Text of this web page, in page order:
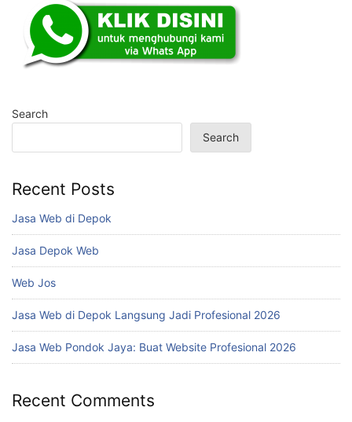
Search
Search
Recent Posts
Jasa Web di Depok
Jasa Depok Web
Web Jos
Jasa Web di Depok Langsung Jadi Profesional 2026
Jasa Web Pondok Jaya: Buat Website Profesional 2026
Recent Comments